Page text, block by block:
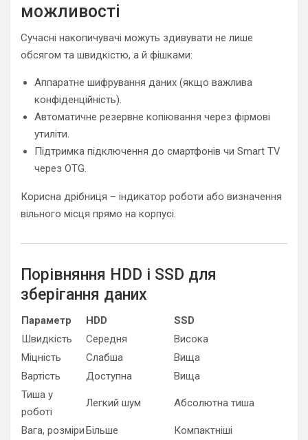
можливості
Сучасні накопичувачі можуть здивувати не лише
обсягом та швидкістю, а й фішками:
Аппаратне шифрування даних (якщо важлива
конфіденційність).
Автоматичне резервне копіювання через фірмові
утиліти.
Підтримка підключення до смартфонів чи Smart TV
через OTG.
Корисна дрібниця – індикатор роботи або визначення
вільного місця прямо на корпусі.
Порівняння HDD і SSD для
зберігання даних
Параметр HDD
SSD
Швидкість
Середня
Висока
Міцність
Слабша
Вища
Вартість
Доступна
Вища
Тиша у
роботі
Легкий шум Абсолютна тиша
Вага, розміриБільше Компактніші